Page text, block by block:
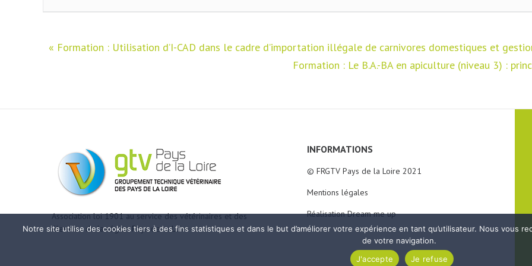
« Formation : Utilisation d’I-CAD dans le cadre d’importation illégale de carnivores domestiques et
Formation : Le B.A.-BA en apiculture (niveau 3) :
Association loi 1901 au service des vétérinaires et des
éleveurs de la région Pays de la Loire
INFORMATIONS
© FRGTV Pays de la Loire 2021
Mentions légales
Réalisation Dream me up
Notre site utilise des cookies tiers à des fins statistiques et dans le but d’améliorer votre expérience en tant qu’utilisateur. Nous vous
de votre navigation.
J'accepte
Je refuse